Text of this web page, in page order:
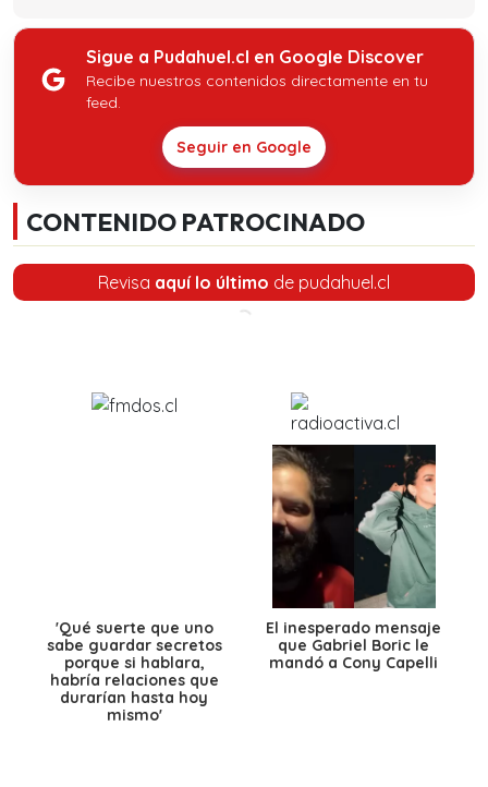
Sigue a Pudahuel.cl en Google Discover
Recibe nuestros contenidos directamente en tu
feed.
Seguir en Google
CONTENIDO PATROCINADO
Revisa aquí lo último de pudahuel.cl
'Qué suerte que uno
sabe guardar secretos
porque si hablara,
habría relaciones que
durarían hasta hoy
mismo'
El inesperado mensaje
que Gabriel Boric le
mandó a Cony Capelli